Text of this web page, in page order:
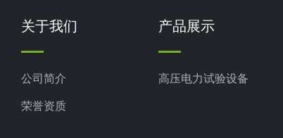
关于我们
公司简介
荣誉资质
产品展示
高压电力试验设备